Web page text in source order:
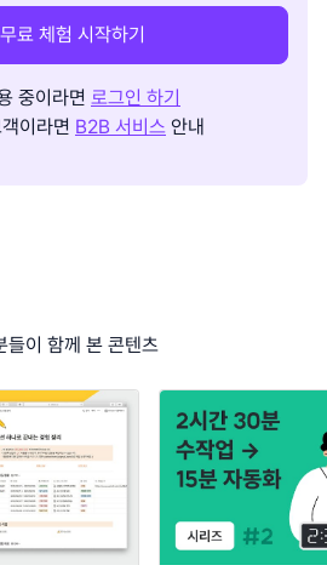
료 체험 시작하기
중이라면 로그인 하기
이라면 B2B 서비스 안내
들이 함께 본 콘텐츠